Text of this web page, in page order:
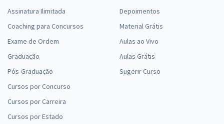
Assinatura Ilimitada
Coaching para Concursos
Exame de Ordem
Graduação
Pós-Graduação
Cursos por Concurso
Cursos por Carreira
Cursos por Estado
Depoimentos
Material Grátis
Aulas ao Vivo
Aulas Grátis
Sugerir Curso